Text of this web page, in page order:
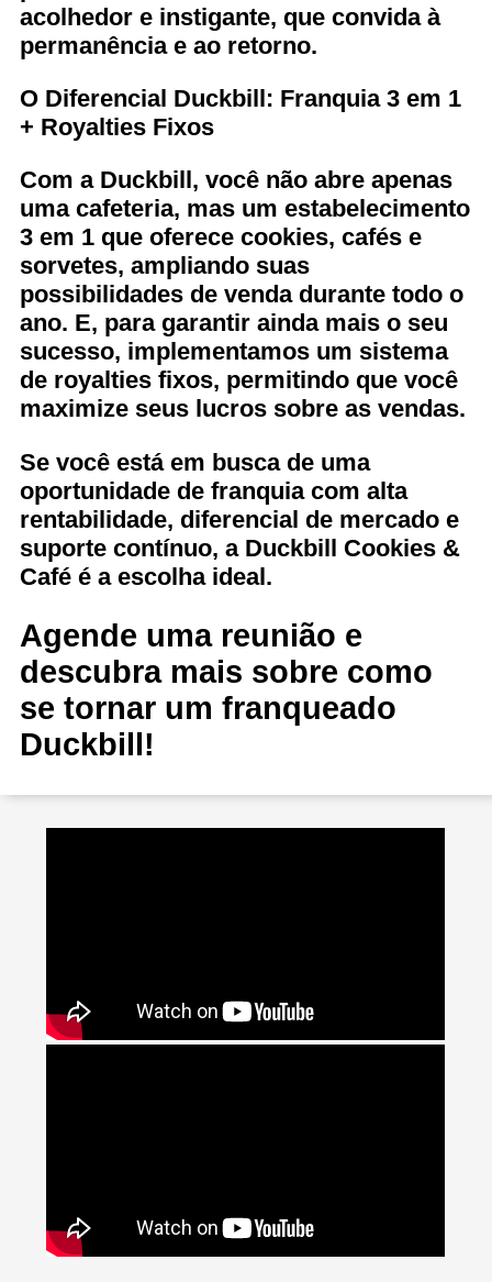
acolhedor e instigante, que convida à
permanência e ao retorno.
O Diferencial Duckbill: Franquia 3 em 1
+ Royalties Fixos
Com a Duckbill, você não abre apenas
uma cafeteria, mas um estabelecimento
3 em 1 que oferece cookies, cafés e
sorvetes, ampliando suas
possibilidades de venda durante todo o
ano. E, para garantir ainda mais o seu
sucesso, implementamos um sistema
de royalties fixos, permitindo que você
maximize seus lucros sobre as vendas.
Se você está em busca de uma
oportunidade de franquia com alta
rentabilidade, diferencial de mercado e
suporte contínuo, a Duckbill Cookies &
Café é a escolha ideal.
Agende uma reunião e
descubra mais sobre como
se tornar um franqueado
Duckbill!